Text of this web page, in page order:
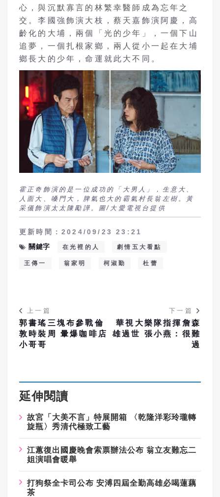
心，與沉默寡言的林繁幸醫師成為忘年之
交。李國強飾演大枝，蔡天嘉飾演阿慶，高
齡化的大埔，兩個「光的少年」，一個下山
追夢，一個扎根家鄉，兩人從小一起在大埔
鄉長大的少年，命運就此大不同。
霍正奇飾演的是一位成功的「大男人」，生意大、
人面大、嗓門大，脾氣也大的霸氣村長翁左樹。黃
采儀飾演太太陳勵譁。圖/大愛電視台提供
更新時間：2024/09/23 23:21
關鍵字
在光裡的人 劇情五大看點
王傳一 翁家明 柯淑勤 杜蕾
上一篇
郭書瑤三塊布參戰倫
敦時裝周 暈爆咖啡店
小哥哥
下一篇
華視大樂隊指揮詹森
雄過世 張小燕：很難
過
延伸閱讀
故宮「大美不言」特展開箱
〈乾隆洋彩玲瓏轉
旋瓶〉秀清代極致工藝
江蕙復出國慶晚會索票辦法公布 翁立友難忘二
姐演唱會暖舉
打狗祭全卡司公布 安溥四屆全勤高雄必喝蓮藕
茶